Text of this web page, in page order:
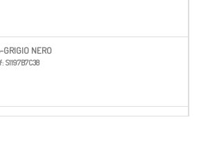
GRIGIO NERO
S1197B7C38
MARRONE